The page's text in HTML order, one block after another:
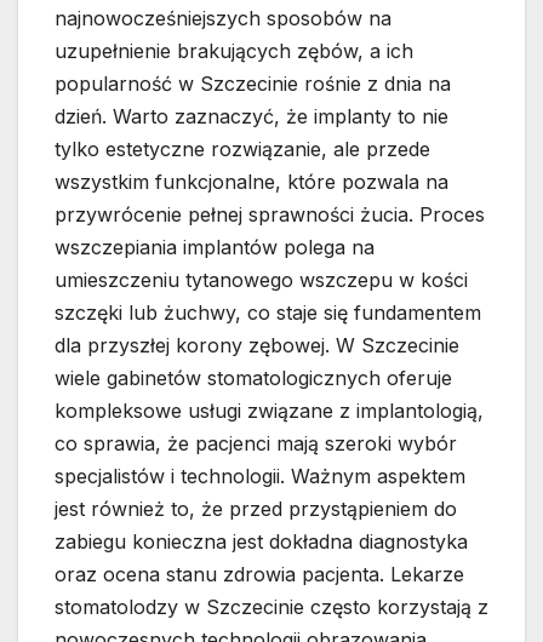
najnowocześniejszych sposobów na
uzupełnienie brakujących zębów, a ich
popularność w Szczecinie rośnie z dnia na
dzień. Warto zaznaczyć, że implanty to nie
tylko estetyczne rozwiązanie, ale przede
wszystkim funkcjonalne, które pozwala na
przywrócenie pełnej sprawności żucia. Proces
wszczepiania implantów polega na
umieszczeniu tytanowego wszczepu w kości
szczęki lub żuchwy, co staje się fundamentem
dla przyszłej korony zębowej. W Szczecinie
wiele gabinetów stomatologicznych oferuje
kompleksowe usługi związane z implantologią,
co sprawia, że pacjenci mają szeroki wybór
specjalistów i technologii. Ważnym aspektem
jest również to, że przed przystąpieniem do
zabiegu konieczna jest dokładna diagnostyka
oraz ocena stanu zdrowia pacjenta. Lekarze
stomatolodzy w Szczecinie często korzystają z